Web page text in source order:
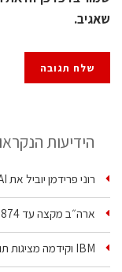
שאגיב.
הידיעות
רוני פרידמן יוביל את Chip‑AI באפל; טל ענבר ינהל את…
ארה״ב מקצה עד 874 מיליון דולר לשבע טכנולוגיות שבבים…
IBM וקידמה מציגות תוצאות קוונטיות מעבר ליכולת…